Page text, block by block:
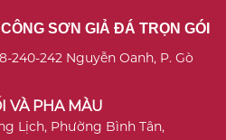
SƠN GIẢ ĐÁ TRỌN GÓI
240-242 Nguyễn Oanh, P. Gò
VÀ PHA MÀU
Lịch, Phường Bình Tân,